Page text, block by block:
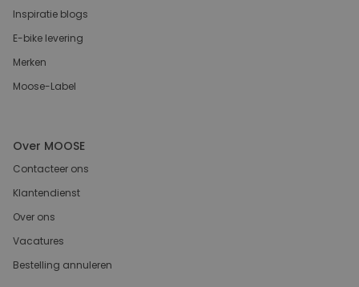
Inspiratie blogs
E-bike levering
Merken
Moose-Label
Over MOOSE
Contacteer ons
Klantendienst
Over ons
Vacatures
Bestelling annuleren